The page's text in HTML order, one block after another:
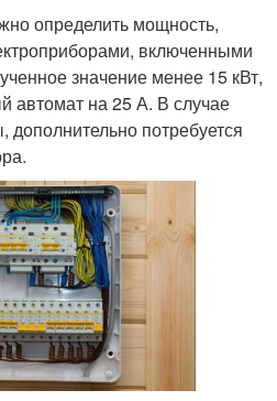
определить мощность,
включенными
значение менее 15 кВт,
автомат на 25 А. В случае
потребуется